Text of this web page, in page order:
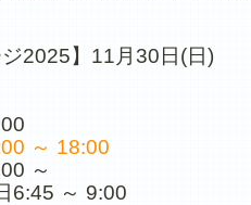
ジ2025】11月30日(日)
～ 18:00
～
～ 9:00